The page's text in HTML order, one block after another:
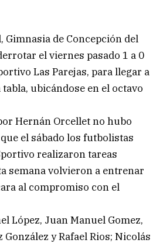
Gimnasia de Concepción del
el viernes pasado 1 a 0
Las Parejas, para llegar a
ubicándose en el octavo
Hernán Orcellet no hubo
el sábado los futbolistas
realizaron tareas
semana volvieron a entrenar
al compromiso con el
López, Juan Manuel Gomez,
y Rafael Rios; Nicolás